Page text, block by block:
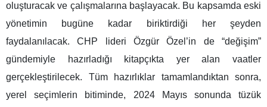
oluşturacak ve çalışmalarına başlayacak. Bu kapsamda eski
yönetimin bugüne kadar biriktirdiği her şeyden
faydalanılacak. CHP lideri Özgür Özel’in de “değişim”
gündemiyle hazırladığı kitapçıkta yer alan vaatler
gerçekleştirilecek. Tüm hazırlıklar tamamlandıktan sonra,
yerel seçimlerin bitiminde, 2024 Mayıs sonunda tüzük